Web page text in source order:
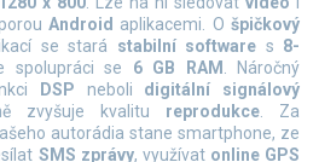
Android aplikacemi. Ošpičkový
se stará stabilní software s 8-
spolupráci se 6 GB RAM . Náročný
DSP neboli digitální signálový
zvyšuje kvalitu reprodukce. Za
autorádia stane smartphone, ze
SMS zprávy, využívat online GPS